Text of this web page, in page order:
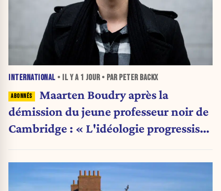
INTERNATIONAL • IL Y A 1 JOUR• PAR PETER BACKX
Maarten Boudry après la
démission du jeune professeur noir de
Cambridge : « L'idéologie progressiste